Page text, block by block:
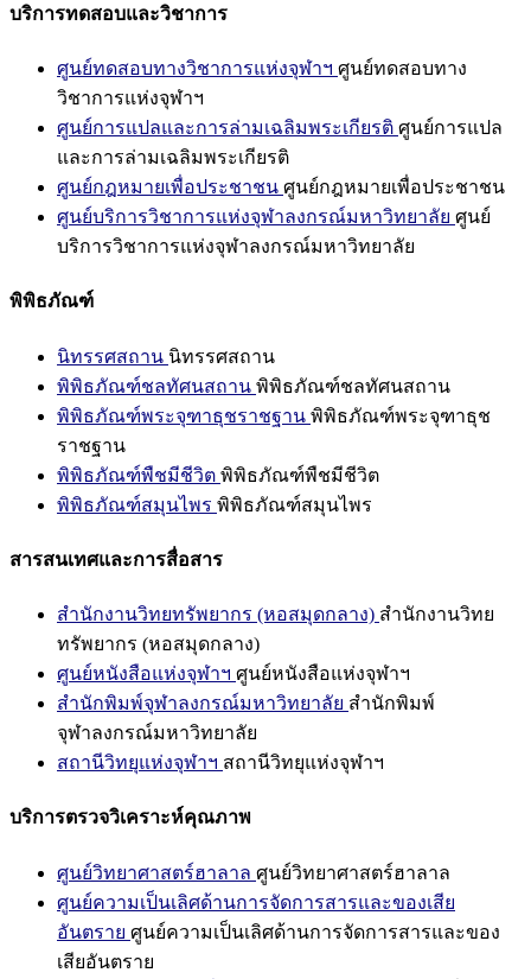
บริการทดสอบและวิชาการ
ศูนย์ทดสอบทางวิชาการแห่งจุฬาฯ ศูนย์ทดสอบทาง
วิชาการแห่งจุฬาฯ
ศูนย์การแปลและการล่ามเฉลิมพระเกียรติ ศูนย์การแปล
และการล่ามเฉลิมพระเกียรติ
ศูนย์กฎหมายเพื่อประชาชน ศูนย์กฎหมายเพื่อประชาชน
ศูนย์บริการวิชาการแห่งจุฬาลงกรณ์มหาวิทยาลัย ศูนย์
บริการวิชาการแห่งจุฬาลงกรณ์มหาวิทยาลัย
พิพิธภัณฑ์
นิทรรศสถาน นิทรรศสถาน
พิพิธภัณฑ์ชลทัศนสถาน พิพิธภัณฑ์ชลทัศนสถาน
พิพิธภัณฑ์พระจุฑาธุชราชฐาน พิพิธภัณฑ์พระจุฑาธุช
ราชฐาน
พิพิธภัณฑ์พืชมีชีวิต พิพิธภัณฑ์พืชมีชีวิต
พิพิธภัณฑ์สมุนไพร พิพิธภัณฑ์สมุนไพร
สารสนเทศและการสื่อสาร
สำนักงานวิทยทรัพยากร (หอสมุดกลาง) สำนักงานวิทย
ทรัพยากร (หอสมุดกลาง)
ศูนย์หนังสือแห่งจุฬาฯ ศูนย์หนังสือแห่งจุฬาฯ
สำนักพิมพ์จุฬาลงกรณ์มหาวิทยาลัย สำนักพิมพ์
จุฬาลงกรณ์มหาวิทยาลัย
สถานีวิทยุแห่งจุฬาฯ สถานีวิทยุแห่งจุฬาฯ
บริการตรวจวิเคราะห์คุณภาพ
ศูนย์วิทยาศาสตร์ฮาลาล ศูนย์วิทยาศาสตร์ฮาลาล
ศูนย์ความเป็นเลิศด้านการจัดการสารและของเสีย
อันตราย ศูนย์ความเป็นเลิศด้านการจัดการสารและของ
เสียอันตราย